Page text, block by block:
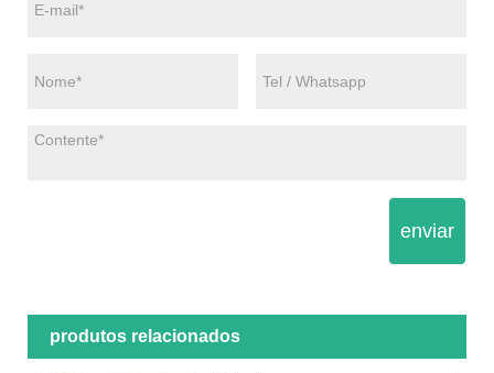
enviar
produtos relacionados